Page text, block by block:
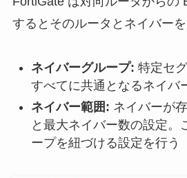
するとそのルータとネイバーを
ネイバーグループ: 特定セ
すべてに共通となるネイバ
ネイバー範囲: ネイバーが
と最大ネイバー数の設定。
ープを紐づける設定を行う